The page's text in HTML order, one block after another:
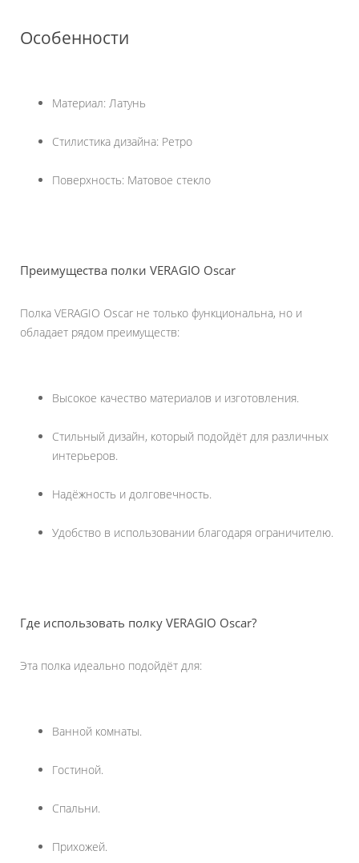
Особенности
Материал: Латунь
Стилистика дизайна: Ретро
Поверхность: Матовое стекло
Преимущества полки VERAGIO Oscar
Полка VERAGIO Oscar не только функциональна, но и
обладает рядом преимуществ:
Высокое качество материалов и изготовления.
Стильный дизайн, который подойдёт для различных
интерьеров.
Надёжность и долговечность.
Удобство в использовании благодаря ограничителю.
Где использовать полку VERAGIO Oscar?
Эта полка идеально подойдёт для:
Ванной комнаты.
Гостиной.
Спальни.
Прихожей.